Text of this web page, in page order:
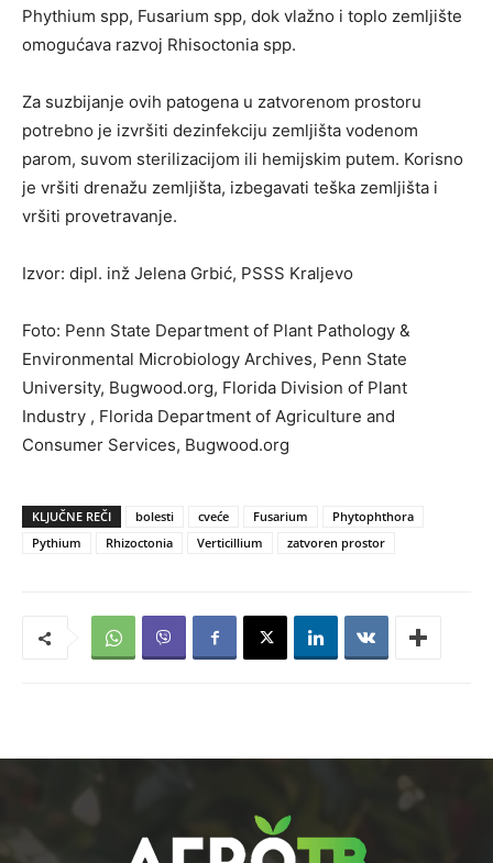
Phythium spp, Fusarium spp, dok vlažno i toplo zemljište
omogućava razvoj Rhisoctonia spp.
Za suzbijanje ovih patogena u zatvorenom prostoru
potrebno je izvršiti dezinfekciju zemljišta vodenom
parom, suvom sterilizacijom ili hemijskim putem. Korisno
je vršiti drenažu zemljišta, izbegavati teška zemljišta i
vršiti provetravanje.
Izvor: dipl. inž Jelena Grbić, PSSS Kraljevo
Foto: Penn State Department of Plant Pathology &
Environmental Microbiology Archives, Penn State
University, Bugwood.org, Florida Division of Plant
Industry , Florida Department of Agriculture and
Consumer Services, Bugwood.org
KLJUČNE REČI bolesti cveće Fusarium
Phytophthora
Pythium
Rhizoctonia Verticillium zatvoren prostor